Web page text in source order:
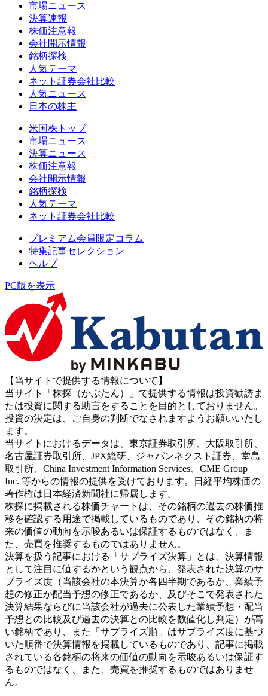
市場ニュース
決算速報
株価注意報
会社開示情報
銘柄探検
人気テーマ
ネット証券会社比較
人気ニュース
日本の株主
米国株トップ
市場ニュース
決算ニュース
株価注意報
会社開示情報
銘柄探検
人気テーマ
ネット証券会社比較
プレミアム会員限定コラム
特集記事セレクション
ヘルプ
PC版を表示
【当サイトで提供する情報について】
当サイト「株探（かぶたん）」で提供する情報は投資勧誘ま
たは投資に関する助言をすることを目的としておりません。
投資の決定は、ご自身の判断でなされますようお願いいたし
ます。
当サイトにおけるデータは、東京証券取引所、大阪取引所、
名古屋証券取引所、JPX総研、ジャパンネクスト証券、堂島
取引所、China Investment Information Services、CME Group
Inc. 等からの情報の提供を受けております。日経平均株価の
著作権は日本経済新聞社に帰属します。
株探に掲載される株価チャートは、その銘柄の過去の株価推
移を確認する用途で掲載しているものであり、その銘柄の将
来の価値の動向を示唆あるいは保証するものではなく、ま
た、売買を推奨するものではありません。
決算を扱う記事における「サプライズ決算」とは、決算情報
として注目に値するかという観点から、発表された決算のサ
プライズ度（当該会社の本決算か各四半期であるか、業績予
想の修正か配当予想の修正であるか、及びそこで発表された
決算結果ならびに当該会社が過去に公表した業績予想・配当
予想との比較及び過去の決算との比較を数値化し判定）が高
い銘柄であり、また「サプライズ順」はサプライズ度に基づ
いた順番で決算情報を掲載しているものであり、記事に掲載
されている各銘柄の将来の価値の動向を示唆あるいは保証す
るものではなく、また、売買を推奨するものではありませ
ん。